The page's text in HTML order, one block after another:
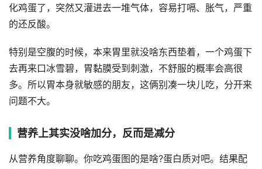
化鸡蛋了，突然又灌进去一堆气体，容易打嗝、胀气，严重
的还反酸。
特别是空腹的时候，本来胃里就没啥东西垫着，一个鸡蛋下
去再来口冰雪碧，胃黏膜受到刺激，不舒服的概率会高很
多。所以胃本身就敏感的朋友，这俩别凑一块儿吃，分开来
问题不大。
营养上其实没啥加分，反而是减分
从营养角度聊聊。你吃鸡蛋图的是啥?蛋白质对吧。结果配